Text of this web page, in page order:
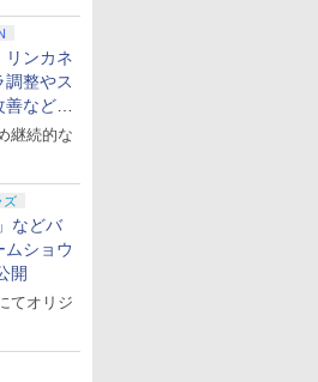
リンカネ
調整やス
などの
実施
継続的な
ズ
などバ
ムショウ
開
てオリジ